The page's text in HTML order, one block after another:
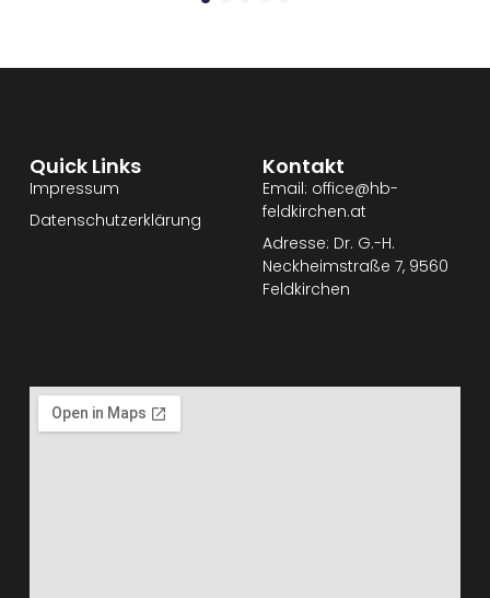
Quick Links
Impressum
Datenschutzerklärung
Kontakt
Email: office@hb-
feldkirchen.at
Adresse: Dr. G.-H.
Neckheimstraße 7, 9560
Feldkirchen